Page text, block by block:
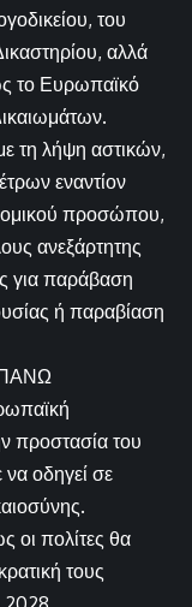
του
αλλά
το Ευρωπαϊκό
τη λήψη αστικών,
εναντίον
προσώπου,
ανεξάρτητης
για παράβαση
ή παραβίαση
ΠΑΝΩ
προστασία του
οδηγεί σε
οι πολίτες θα
τους